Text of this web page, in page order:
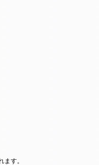
す。